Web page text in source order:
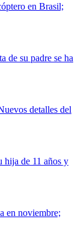
en Brasil;
de su padre se ha
detalles del
hija de 11 años y
en noviembre;